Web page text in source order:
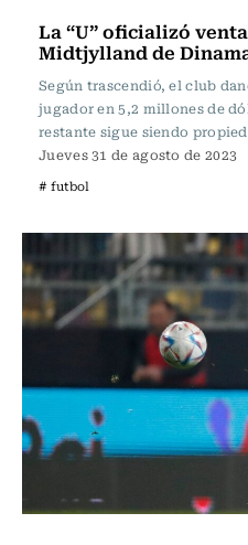
La “U” oficializó
Midtjylland de
Según trascendió, el club
jugador en 5,2 millones de
restante sigue siendo
Jueves 31 de agosto de 2023
# futbol